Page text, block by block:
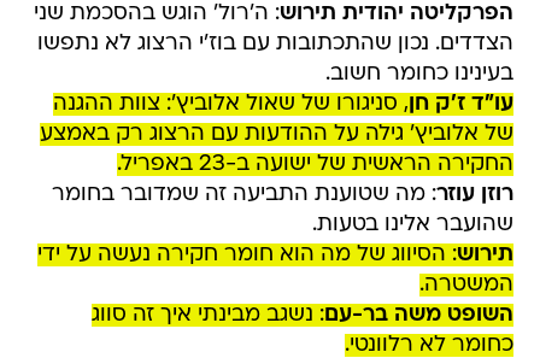
הפרקליטה יהודית תירוש: ה'רול' הוגש בהסכמת שני
הצדדים. נכון שהתכתובות עם בוז'י הרצוג לא נתפשו
בעינינו כחומר חשוב.
עו"ד ז'ק חן, סניגורו של שאול אלוביץ': צוות ההגנה
של אלוביץ' גילה על ההודעות עם הרצוג רק באמצע
החקירה הראשית של ישועה ב-23 באפריל.
רוזן עוזר: מה שטוענת התביעה זה שמדובר בחומר
שהועבר אלינו בטעות.
תירוש: הסיווג של מה הוא חומר חקירה נעשה על ידי
המשטרה.
השופט משה בר-עם: נשגב מבינתי איך זה סווג
כחומר לא רלוונטי.